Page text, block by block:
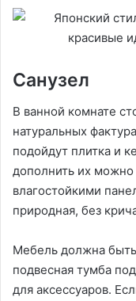
Санузел
В ванной комнате
натуральных
подойдут плитка и
дополнить их
влагостойкими
природная, без
Мебель должна
подвесная тумба
для аксессуаров.